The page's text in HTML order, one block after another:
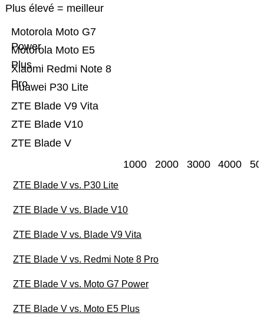
Plus élevé = meilleur
ZTE Blade V
ZTE Blade V10
ZTE Blade V9 Vita
Huawei P30 Lite
Xiaomi Redmi Note 8
Pro
Motorola Moto E5
Plus
Motorola Moto G7
Power
1000 2000 3000 4000
ZTE Blade V vs. P30 Lite
ZTE Blade V vs. Blade V10
ZTE Blade V vs. Blade V9 Vita
ZTE Blade V vs. Redmi Note 8 Pro
ZTE Blade V vs. Moto G7 Power
ZTE Blade V vs. Moto E5 Plus